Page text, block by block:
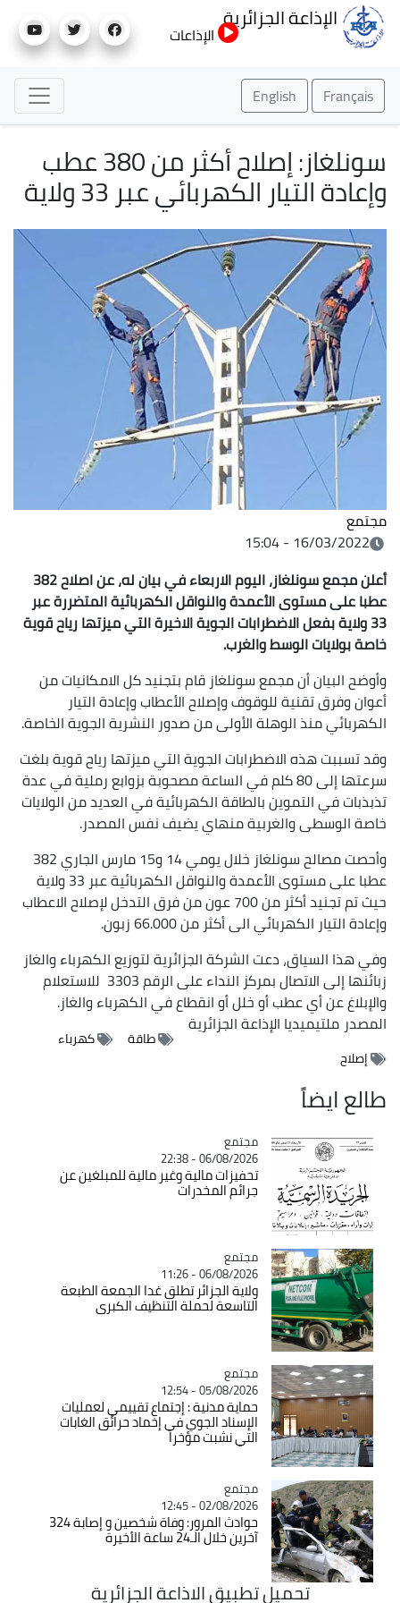
إلى
الإذاعة الجزائرية
الإذاعات
Français
English
سونلغاز: إصلاح أكثر من 380 عطب
وإعادة التيار الكهربائي عبر 33 ولاية
مجتمع
16/03/2022 - 15:04
أعلن مجمع سونلغاز، اليوم الاربعاء في بيان له، عن اصلاح 382
عطبا على مستوى الأعمدة والنواقل الكهربائية المتضررة عبر
33 ولاية بفعل الاضطرابات الجوية الاخيرة التي ميزتها رياح قوية
خاصة بولايات الوسط والغرب.
وأوضح البيان أن مجمع سونلغاز قام بتجنيد كل الامكانيات من
أعوان وفرق تقنية للوقوف وإصلاح الأعطاب وإعادة التيار
الكهربائي منذ الوهلة الأولى من صدور النشرية الجوية الخاصة.
وقد تسببت هذه الاضطرابات الجوية التي ميزتها رياح قوية بلغت
سرعتها إلى 80 كلم في الساعة مصحوبة بزوابع رملية في عدة
تذبذبات في التموين بالطاقة الكهربائية في العديد من الولايات
خاصة الوسطى والغربية منهاي يضيف نفس المصدر.
وأحصت مصالح سونلغاز خلال يومي 14 و15 مارس الجاري 382
عطبا على مستوى الأعمدة والنواقل الكهربائية عبر 33 ولاية
حيث تم تجنيد أكثر من 700 عون من فرق التدخل لإصلاح الاعطاب
وإعادة التيار الكهربائي الى أكثر من 66.000 زبون.
وفي هذا السياق، دعت الشركة الجزائرية لتوزيع الكهرباء والغاز
زبائنها إلى الاتصال بمركز النداء على الرقم 3303 للاستعلام
والإبلاغ عن أي عطب أو خلل أو انقطاع في الكهرباء والغاز.
المصدرملتيميديا الإذاعة الجزائرية
طاقة
كهرباء
إصلاح
طالع ايضاً
Catégorie
مجتمع
06/08/2026 - 22:38
تحفيزات مالية وغير مالية للمبلغين عن
جرائم المخدرات
Catégorie
مجتمع
06/08/2026 - 11:26
ولاية الجزائر تطلق غدا الجمعة الطبعة
التاسعة لحملة التنظيف الكبرى
Catégorie
مجتمع
05/08/2026 - 12:54
حماية مدنية : إجتماع تقييمي لعمليات
الإسناد الجوي في إخماد حرائق الغابات
التي نشبت مؤخرا
Catégorie
مجتمع
02/08/2026 - 12:45
حوادث المرور: وفاة شخصين و إصابة 324
آخرين خلال الـ24 ساعة الأخيرة
تحميل تطبيق الاذاعة الجزائرية